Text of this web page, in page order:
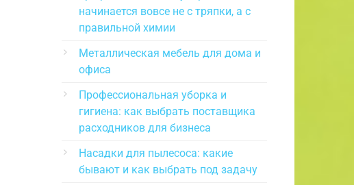
начинается вовсе не с тряпки, а с
правильной химии
Металлическая мебель для дома и
офиса
Профессиональная уборка и
гигиена: как выбрать поставщика
расходников для бизнеса
Насадки для пылесоса: какие
бывают и как выбрать под задачу